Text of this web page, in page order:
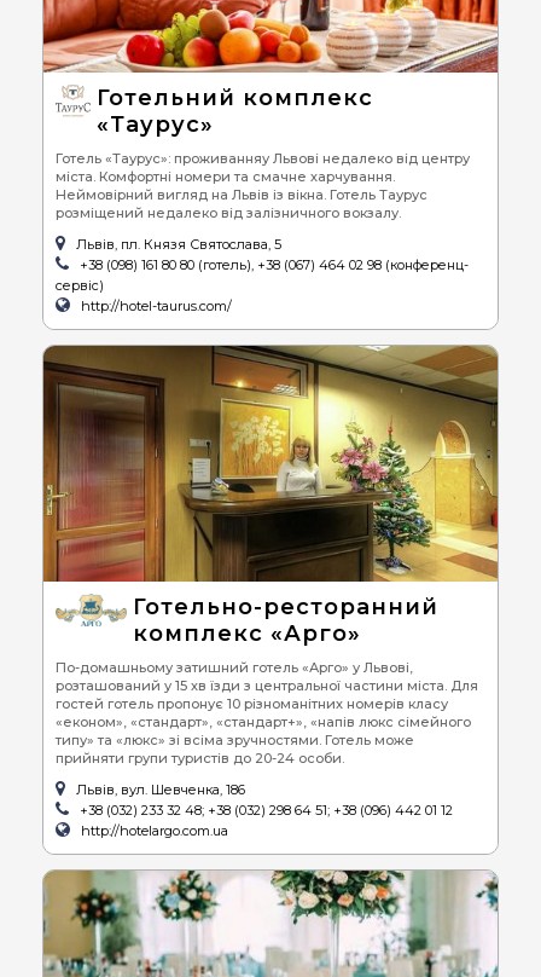
Готельний комплекс
«Таурус»
Готель «Таурус»: проживанняу Львові недалеко від центру
міста. Комфортні номери та смачне харчування.
Неймовірний вигляд на Львів із вікна. Готель Таурус
розміщений недалеко від залізничного вокзалу.
Львів, пл. Князя Святослава, 5
+38 (098) 161 80 80 (готель), +38 (067) 464 02 98 (конференц-
сервіс)
http://hotel-taurus.com/
Готельно-ресторанний
комплекс «Арго»
По-домашньому затишний готель «Арго» у Львові,
розташований у 15 хв їзди з центральної частини міста. Для
гостей готель пропонує 10 різноманітних номерів класу
«економ», «стандарт», «стандарт+», «напів люкс сімейного
типу» та «люкс» зі всіма зручностями. Готель може
прийняти групи туристів до 20-24 особи.
Львів, вул. Шевченка, 186
+38 (032) 233 32 48; +38 (032) 298 64 51; +38 (096) 442 01 12
http://hotelargo.com.ua